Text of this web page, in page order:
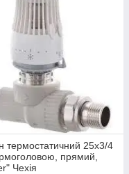
термостатичний 25х3/4
прямий,
Чехія